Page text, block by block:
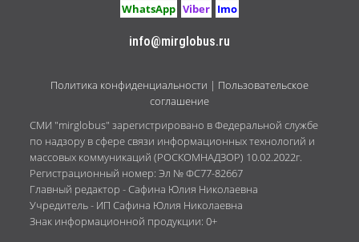
WhatsApp Viber Imo
info@mirglobus.ru
Политика конфиденциальности | Пользовательское
соглашение
СМИ "mirglobus" зарегистрировано в Федеральной службе
по надзору в сфере связи информационных технологий и
массовых коммуникаций (РОСКОМНАДЗОР) 10.02.2022г.
Регистрационный номер: Эл № ФС77-82667
Главный редактор - Сафина Юлия Николаевна
Учредитель - ИП Сафина Юлия Николаевна
Знак информационной продукции: 0+